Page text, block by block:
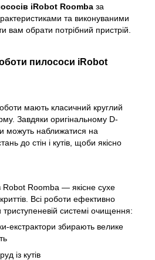
iRobot Roomba за
та виконуваними
обрати потрібний пристрій.
пилососи iRobot
мають класичний круглий
Завдяки оригінальному D-
можуть наближатися на
до стін і кутів, щоби якісно
Robot Roomba — якісне сухе
Всі роботи ефективно
триступеневій системі очищення:
екстрактори збирають велике
із кутів